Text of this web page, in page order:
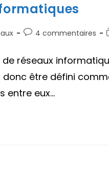
Commentaires
publication :
4 commentaires
réseaux
être défini
entre eux…